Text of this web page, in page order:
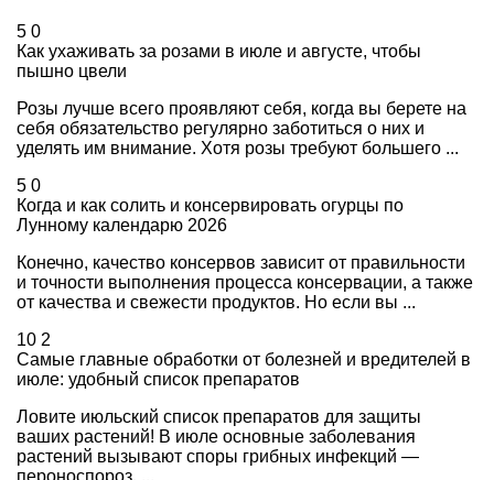
5 0
Как ухаживать за розами в июле и августе, чтобы
пышно цвели
Розы лучше всего проявляют себя, когда вы берете на
себя обязательство регулярно заботиться о них и
уделять им внимание. Хотя розы требуют большего ...
5 0
Когда и как солить и консервировать огурцы по
Лунному календарю 2026
Конечно, качество консервов зависит от правильности
и точности выполнения процесса консервации, а также
от качества и свежести продуктов. Но если вы ...
10 2
Самые главные обработки от болезней и вредителей в
июле: удобный список препаратов
Ловите июльский список препаратов для защиты
ваших растений! В июле основные заболевания
растений вызывают споры грибных инфекций —
пероноспороз, ...